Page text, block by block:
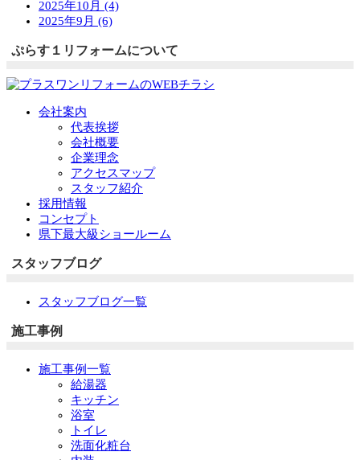
2025年10月 (4)
2025年9月 (6)
ぷらす１リフォームについて
会社案内
代表挨拶
会社概要
企業理念
アクセスマップ
スタッフ紹介
採用情報
コンセプト
県下最大級ショールーム
スタッフブログ
スタッフブログ一覧
施工事例
施工事例一覧
給湯器
キッチン
浴室
トイレ
洗面化粧台